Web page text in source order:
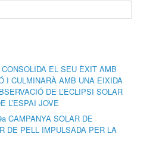
CONSOLIDA EL SEU ÈXIT AMB
I CULMINARÀ AMB UNA EIXIDA
DE L’ECLIPSI SOLAR
L’ESPAI JOVE
CAMPANYA SOLAR DE
DE PELL IMPULSADA PER LA